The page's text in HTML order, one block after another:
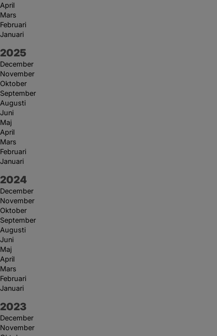
April
Mars
Februari
Januari
År:
2025
December
November
Oktober
September
Augusti
Juni
Maj
April
Mars
Februari
Januari
År:
2024
December
November
Oktober
September
Augusti
Juni
Maj
April
Mars
Februari
Januari
År:
2023
December
November